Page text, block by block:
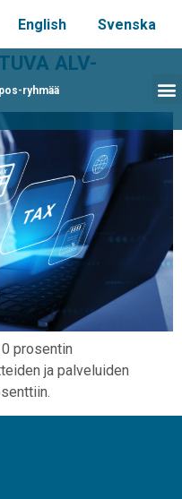
English Svenska
ryhmää
ALV-
prosentin
ja palveluiden